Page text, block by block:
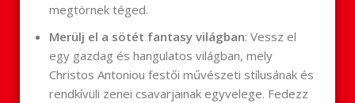
megtörnek téged.
Merülj el a sötét fantasy világban: Vessz el
egy gazdag és hangulatos világban, mely
Christos Antoniou festői művészeti stílusának és
rendkívüli zenei csavarjainak egyvelege. Fedezz